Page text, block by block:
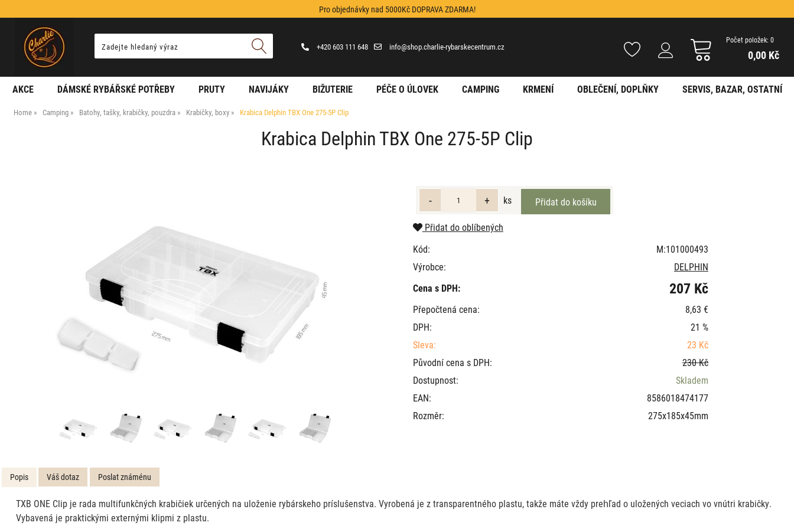
Pro objednávky nad 5000Kč DOPRAVA ZDARMA!
+420 603 111 648 info@shop.charlie-rybarskecentrum.cz
Počet položek: 0
0,00 Kč
AKCE DÁMSKÉ RYBÁŘSKÉ POTŘEBY PRUTY NAVIJÁKY BIŽUTERIE PÉČE O ÚLOVEK CAMPING KRMENÍ OBLEČENÍ, DOPLŇKY SERVIS, BAZAR, OSTATNÍ
Home Camping Batohy, tašky, krabičky, pouzdra Krabičky, boxy Krabica Delphin TBX One 275-5P Clip
Krabica Delphin TBX One 275-5P Clip
ks
Přidat do oblíbených
Kód:
M:101000493
Výrobce:
DELPHIN
Cena s DPH:
207 Kč
Přepočtená cena:
8,63 €
DPH:
21 %
Sleva:
23 Kč
Původní cena s DPH:
230 Kč
Dostupnost:
Skladem
EAN:
8586018474177
Rozměr:
275x185x45mm
Popis Váš dotaz Poslat známénu
TXB ONE Clip je rada multifunkčných krabičiek určených na uloženie rybárskeho príslušenstva. Vyrobená je z transparentného plastu, takže máte vždy prehľad o uložených veciach vo vnútri krabičky.
Vybavená je praktickými externými klipmi z plastu.